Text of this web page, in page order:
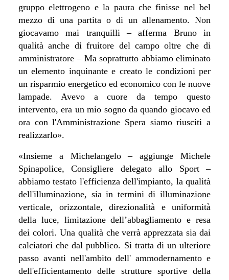
gruppo elettrogeno e la paura che finisse nel bel
mezzo di una partita o di un allenamento. Non
giocavamo mai tranquilli – afferma Bruno in
qualità anche di fruitore del campo oltre che di
amministratore – Ma soprattutto abbiamo eliminato
un elemento inquinante e creato le condizioni per
un risparmio energetico ed economico con le nuove
lampade. Avevo a cuore da tempo questo
intervento, era un mio sogno da quando giocavo ed
ora con l'Amministrazione Spera siamo riusciti a
realizzarlo».
«Insieme a Michelangelo – aggiunge Michele
Spinapolice, Consigliere delegato allo Sport –
abbiamo testato l'efficienza dell'impianto, la qualità
dell'illuminazione, sia in termini di illuminazione
verticale, orizzontale, direzionalità e uniformità
della luce, limitazione dell’abbagliamento e resa
dei colori. Una qualità che verrà apprezzata sia dai
calciatori che dal pubblico. Si tratta di un ulteriore
passo avanti nell'ambito dell' ammodernamento e
dell'efficientamento delle strutture sportive della